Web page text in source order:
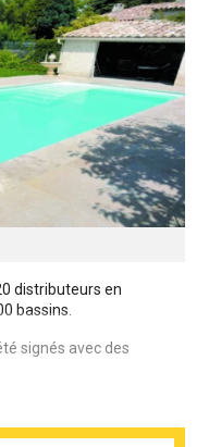
distributeurs en
bassins.
signés avec des